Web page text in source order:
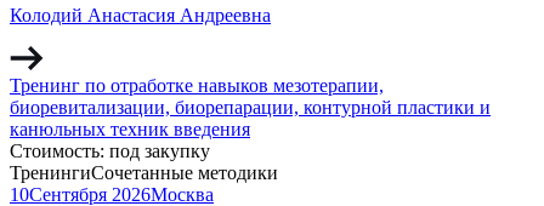
Колодий Анастасия Андреевна
Тренинг по отработке навыков мезотерапии,
биоревитализации, биорепарации, контурной пластики и
канюльных техник введения
Стоимость: под закупку
ТренингиСочетанные методики
10Сентября 2026Москва